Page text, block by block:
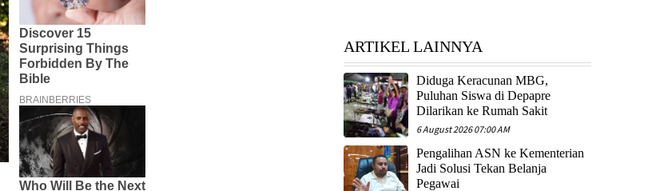
ARTIKEL LAINNYA
Diduga Keracunan MBG,
Puluhan Siswa di Depapre
Dilarikan ke Rumah Sakit
6 August 2026 07:00 AM
Pengalihan ASN ke Kementerian
Jadi Solusi Tekan Belanja
Pegawai